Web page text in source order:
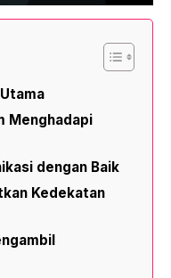
Menghadapi
dengan Baik
Kedekatan